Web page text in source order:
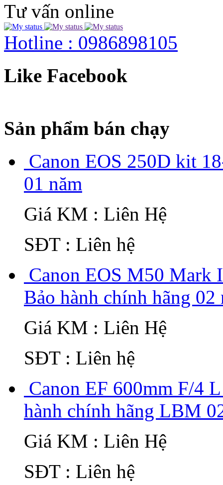
Tư vấn online
Hotline : 0986898105
Like Facebook
Sản phẩm bán chạy
Canon EOS 250D kit
01 năm
Giá KM : Liên Hệ
SĐT : Liên hệ
Canon EOS M50
Bảo hành chính hãng 02
Giá KM : Liên Hệ
SĐT : Liên hệ
Canon EF 600mm F/4
hành chính hãng LBM
Giá KM : Liên Hệ
SĐT : Liên hệ